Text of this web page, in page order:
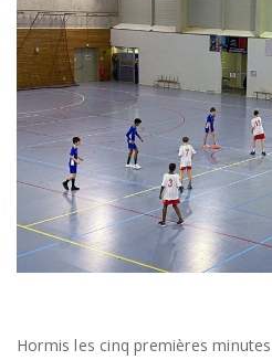
Hormis les cinq premières